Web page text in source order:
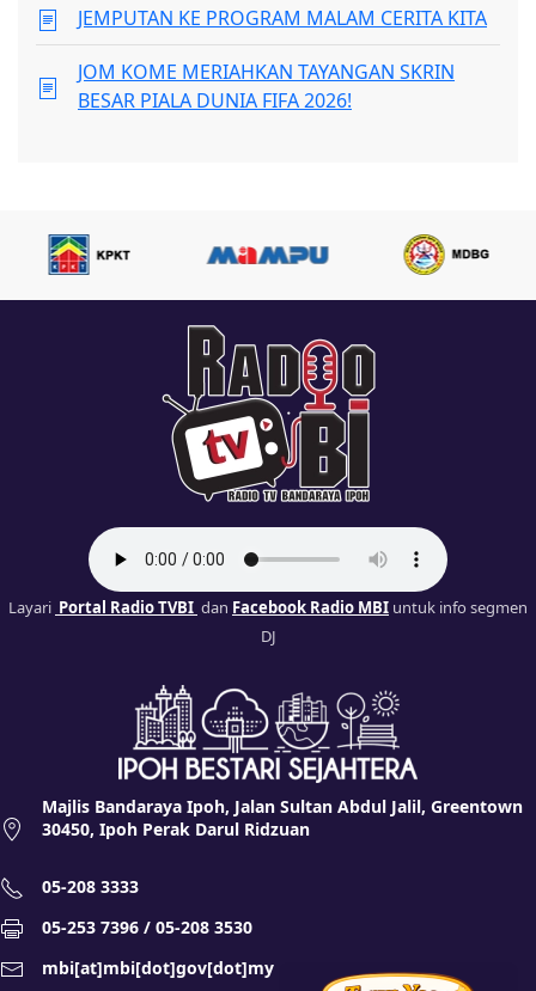
JEMPUTAN KE PROGRAM MALAM CERITA KITA
JOM KOME MERIAHKAN TAYANGAN SKRIN
BESAR PIALA DUNIA FIFA 2026!
Layari Portal Radio TVBI dan Facebook Radio MBI untuk info segmen
DJ
Majlis Bandaraya Ipoh, Jalan Sultan Abdul Jalil, Greentown
30450, Ipoh Perak Darul Ridzuan
05-208 3333
05-253 7396 / 05-208 3530
mbi[at]mbi[dot]gov[dot]my